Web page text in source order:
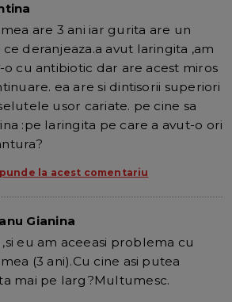
are 3 ani iar gurita are un
ce deranjeaza.a avut laringita ,am
cu antibiotic dar are acest miros
ea are si dintisorii superiori
usor cariate. pe cine sa
:pe laringita pe care a avut-o ori
la acest comentariu
Gianina
,si eu am aceeasi problema cu
(3 ani).Cu cine asi putea
mai pe larg?Multumesc.